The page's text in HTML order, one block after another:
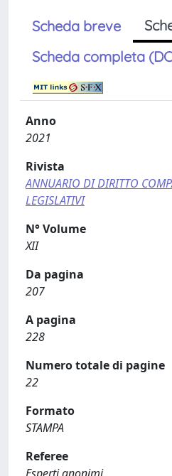
Scheda breve
Scheda completa
Anno
2021
Rivista
ANNUARIO DI DIRITTO
LEGISLATIVI
N° Volume
XII
Da pagina
207
A pagina
228
Numero totale di pagine
22
Formato
STAMPA
Referee